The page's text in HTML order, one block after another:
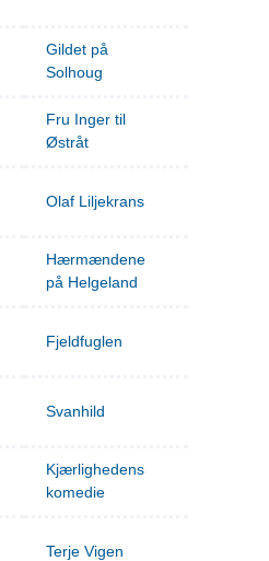
Gildet på
Solhoug
Fru Inger til
Østråt
Olaf Liljekrans
Hærmændene
på Helgeland
Fjeldfuglen
Svanhild
Kjærlighedens
komedie
Terje Vigen